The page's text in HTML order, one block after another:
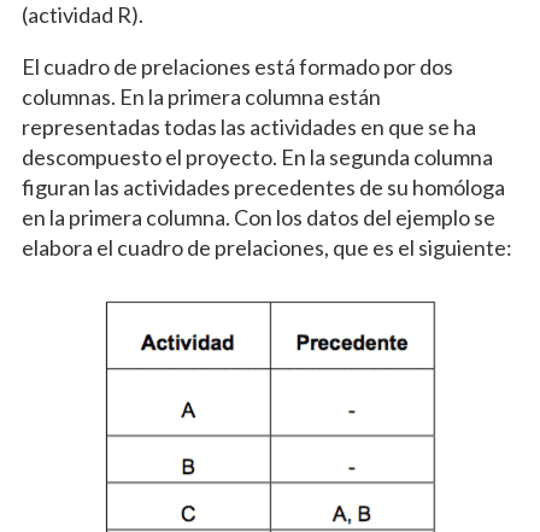
(actividad R).
El cuadro de prelaciones está formado por dos
columnas. En la primera columna están
representadas todas las actividades en que se ha
descompuesto el proyecto. En la segunda columna
figuran las actividades precedentes de su homóloga
en la primera columna. Con los datos del ejemplo se
elabora el cuadro de prelaciones, que es el siguiente: